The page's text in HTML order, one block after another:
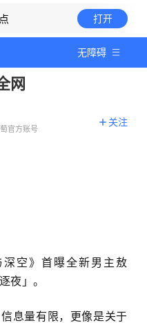
打开
无障碍
网
官方账号
关注
深空》首曝全新男主敖
夜」。
息量有限，更像是关于